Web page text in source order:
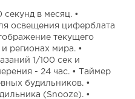
в месяц. •
освещения циферблата
текущего
регионах мира. •
1/100 сек и
- 24 час. • Таймер
будильников. •
(Snooze). •